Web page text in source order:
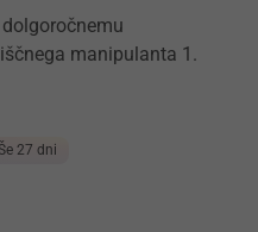
manipulanta 1.
27 dni